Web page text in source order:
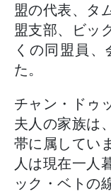
盟の代表、タ
盟支部、ビッ
くの同盟員
た。
チャン・ドゥ
夫人の家族は
帯に属してい
人は現在一人
ック・ベトの